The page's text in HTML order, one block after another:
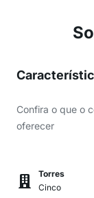
Confira o que o
oferecer
Torres
Cinco